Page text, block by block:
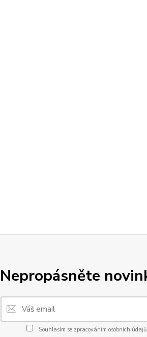
Nepropásněte
Souhlasím se zpracováním osobních údajů